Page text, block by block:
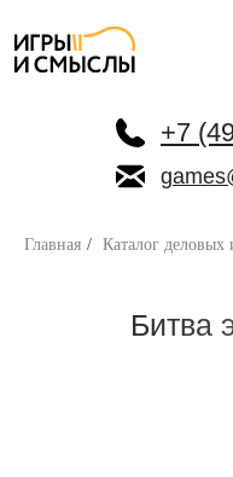
+7
Главная / Каталог деловых
Битва